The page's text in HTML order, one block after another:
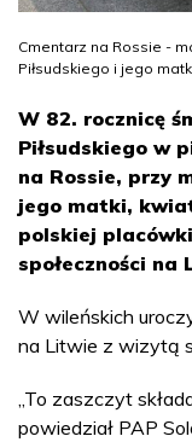
Cmentarz na Rossie -
Piłsudskiego i jego
W 82. rocznicę
Piłsudskiego w
na Rossie, przy
jego matki,
polskiej
społeczności na
W wileńskich
na Litwie z wizytą
„To zaszczyt
powiedział PAP